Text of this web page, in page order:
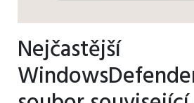
Nejčastější